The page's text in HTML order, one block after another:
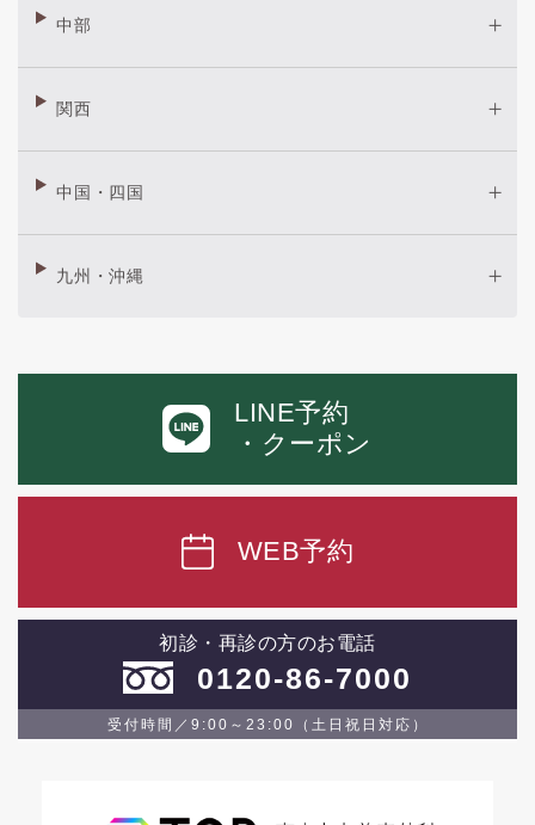
中部
関西
中国・四国
九州・沖縄
LINE予約
・クーポン
WEB予約
初診・再診の方のお電話
0120-86-7000
受付時間／9:00～23:00（土日祝日対応）